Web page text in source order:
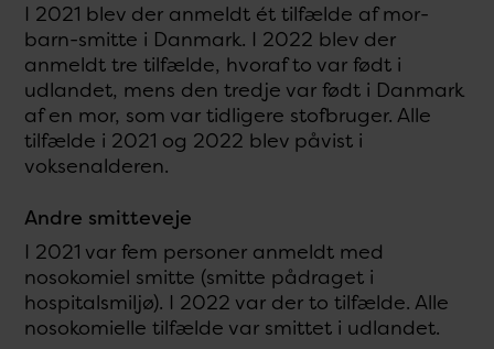
I 2021 blev der anmeldt ét tilfælde af mor-
barn-smitte i Danmark. I 2022 blev der
anmeldt tre tilfælde, hvoraf to var født i
udlandet, mens den tredje var født i Danmark
af en mor, som var tidligere stofbruger. Alle
tilfælde i 2021 og 2022 blev påvist i
voksenalderen.
Andre smitteveje
I 2021 var fem personer anmeldt med
nosokomiel smitte (smitte pådraget i
hospitalsmiljø). I 2022 var der to tilfælde. Alle
nosokomielle tilfælde var smittet i udlandet.